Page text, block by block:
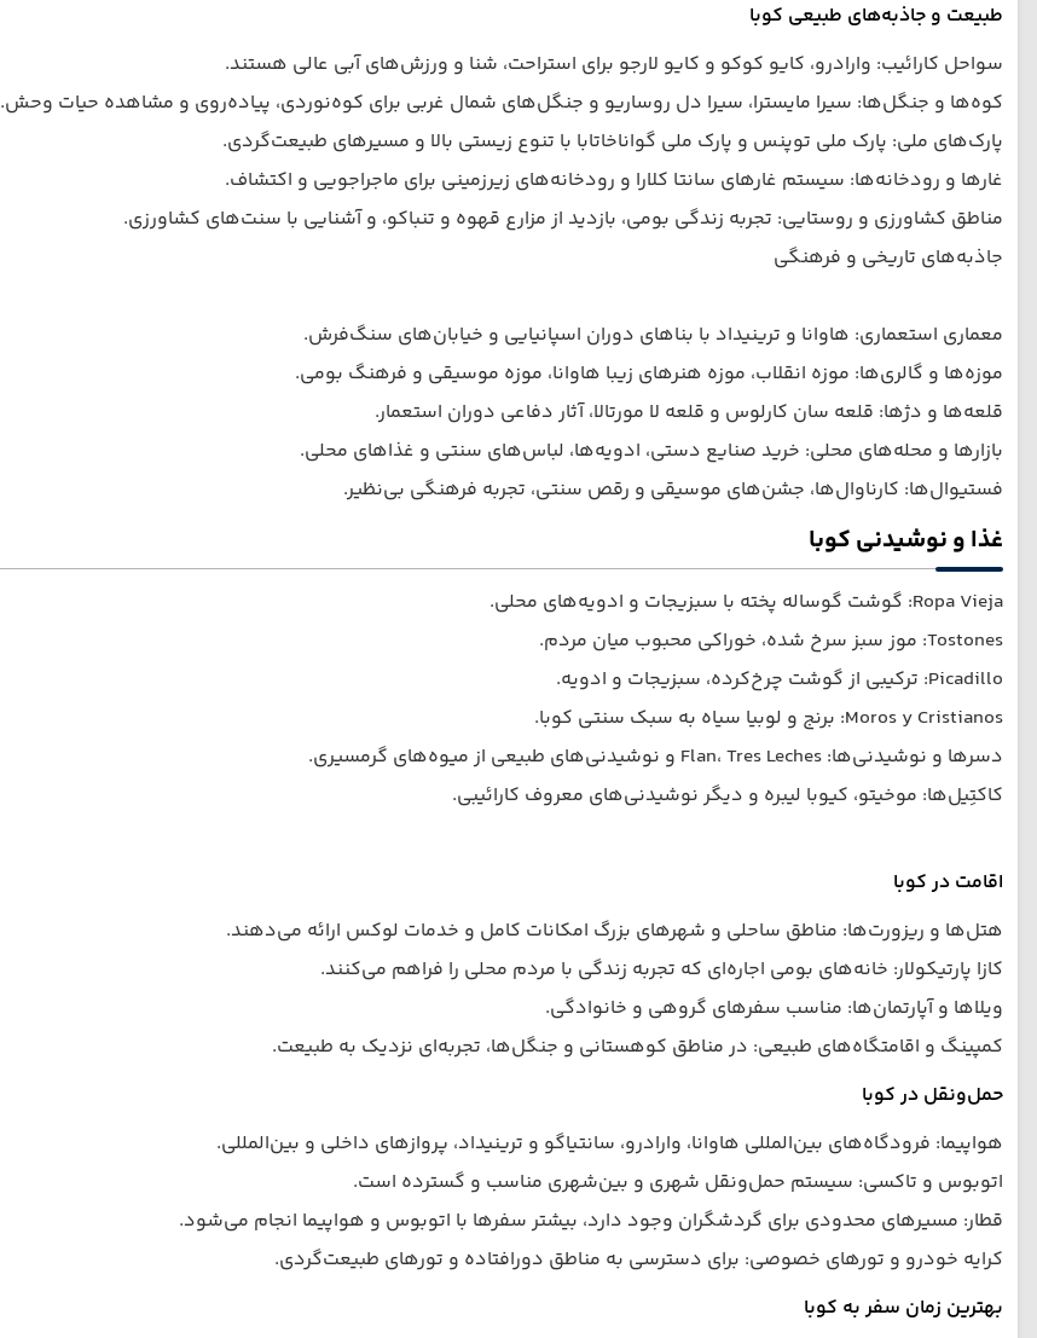
طبیعت و جاذبه‌های طبیعی کوبا
سواحل کارائیب: وارادرو، کایو کوکو و کایو لارجو برای استراحت، شنا و ورزش‌های آبی عالی هستند.
کوه‌ها و جنگل‌ها: سیرا مایسترا، سیرا دل روساریو و جنگل‌های شمال غربی برای کوه‌نوردی، پیاده‌روی و مشاهده حیات وحش.
پارک‌های ملی: پارک ملی توپنس و پارک ملی گواناخاتابا با تنوع زیستی بالا و مسیرهای طبیعت‌گردی.
غارها و رودخانه‌ها: سیستم غارهای سانتا کلارا و رودخانه‌های زیرزمینی برای ماجراجویی و اکتشاف.
مناطق کشاورزی و روستایی: تجربه زندگی بومی، بازدید از مزارع قهوه و تنباکو، و آشنایی با سنت‌های کشاورزی.
جاذبه‌های تاریخی و فرهنگی
معماری استعماری: هاوانا و ترینیداد با بناهای دوران اسپانیایی و خیابان‌های سنگ‌فرش.
موزه‌ها و گالری‌ها: موزه انقلاب، موزه هنرهای زیبا هاوانا، موزه موسیقی و فرهنگ بومی.
قلعه‌ها و دژها: قلعه سان کارلوس و قلعه لا مورتالا، آثار دفاعی دوران استعمار.
بازارها و محله‌های محلی: خرید صنایع دستی، ادویه‌ها، لباس‌های سنتی و غذاهای محلی.
فستیوال‌ها: کارناوال‌ها، جشن‌های موسیقی و رقص سنتی، تجربه فرهنگی بی‌نظیر.
غذا و نوشیدنی کوبا
Ropa Vieja: گوشت گوساله پخته با سبزیجات و ادویه‌های محلی.
Tostones: موز سبز سرخ شده، خوراکی محبوب میان مردم.
Picadillo: ترکیبی از گوشت چرخ‌کرده، سبزیجات و ادویه.
Moros y Cristianos: برنج و لوبیا سیاه به سبک سنتی کوبا.
دسرها و نوشیدنی‌ها: Flan، Tres Leches و نوشیدنی‌های طبیعی از میوه‌های گرمسیری.
کاکتِیل‌ها: موخیتو، کیوبا لیبره و دیگر نوشیدنی‌های معروف کارائیبی.
اقامت در کوبا
هتل‌ها و ریزورت‌ها: مناطق ساحلی و شهرهای بزرگ امکانات کامل و خدمات لوکس ارائه می‌دهند.
کازا پارتیکولار: خانه‌های بومی اجاره‌ای که تجربه زندگی با مردم محلی را فراهم می‌کنند.
ویلاها و آپارتمان‌ها: مناسب سفرهای گروهی و خانوادگی.
کمپینگ و اقامتگاه‌های طبیعی: در مناطق کوهستانی و جنگل‌ها، تجربه‌ای نزدیک به طبیعت.
حمل‌ونقل در کوبا
هواپیما: فرودگاه‌های بین‌المللی هاوانا، وارادرو، سانتیاگو و ترینیداد، پروازهای داخلی و بین‌المللی.
اتوبوس و تاکسی: سیستم حمل‌ونقل شهری و بین‌شهری مناسب و گسترده است.
قطار: مسیرهای محدودی برای گردشگران وجود دارد، بیشتر سفرها با اتوبوس و هواپیما انجام می‌شود.
کرایه خودرو و تورهای خصوصی: برای دسترسی به مناطق دورافتاده و تورهای طبیعت‌گردی.
بهترین زمان سفر به کوبا